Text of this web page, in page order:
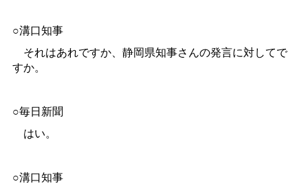
○溝口知事
それはあれですか、静岡県知事さんの発言に対してで
すか。
○毎日新聞
はい。
○溝口知事